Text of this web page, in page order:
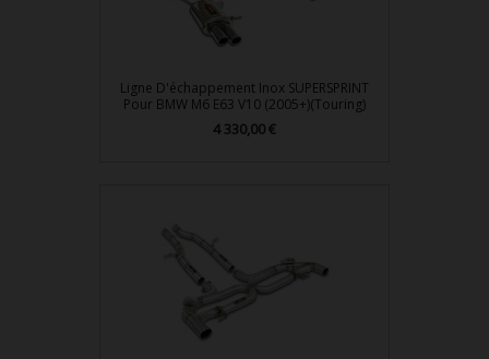
Ligne D'échappement Inox SUPERSPRINT
Pour BMW M6 E63 V10 (2005+)(Touring)
Prix
4 330,00 €